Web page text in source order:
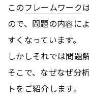
このフレームワーク
ので、問題の内容に
すくなっています。
しかしそれでは問題
そこで、なぜなぜ分
トをご紹介します。